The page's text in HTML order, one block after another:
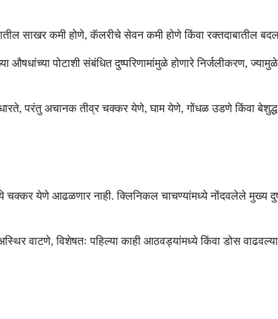
साखर कमी होणे, कॅलरीचे सेवन कमी होणे किंवा रक्तदाबातील
पोटाशी संबंधित दुष्परिणामांमुळे होणारे निर्जलीकरण,
परंतु अचानक तीव्र चक्कर येणे, घाम येणे, गोंधळ उडणे किंवा बेशुद्ध
चक्कर येणे आढळणार नाही. क्लिनिकल चाचण्यांमध्ये नोंदवलेले मुख्य
वाटणे, विशेषतः पहिल्या काही आठवड्यांमध्ये किंवा डोस